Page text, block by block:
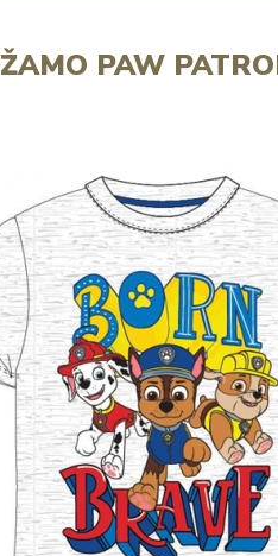
PAW